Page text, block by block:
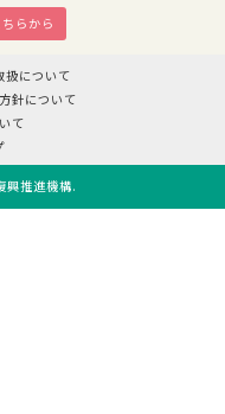
らから
扱について
針について
て
興推進機構.